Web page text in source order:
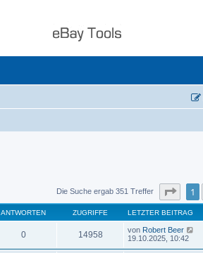
Die Suche ergab 351 Treffer Seite1
ANTWORTEN ZUGRIFFE LETZTER BEITRAG
0 14958 von Robert Beer
19.10.2025, 10:42